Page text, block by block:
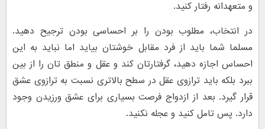
و متعهدانه رفتار کنید.
در انتخاب، مطلوب بودن را بر احساسی بودن ترجیح دهید.
مسلما شما باید از فرد مقابل خوشتان بیاید اما نباید به این
احساس اجازه دهید، گرفتارتان کند و عقل و منطق تان را از بین
ببرد بلکه باید ترازوی عقل در سطح بالاتری نسبت به ترازوی عشق
قرار گیرد. بعد از ازدواج فرصت بسیاری برای عشق ورزیدن وجود
دارد. پس تامل کنید و عجله نکنید.